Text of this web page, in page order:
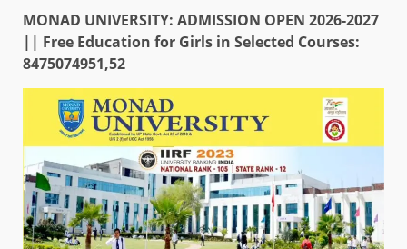
MONAD UNIVERSITY: ADMISSION OPEN 2026-2027
|| Free Education for Girls in Selected Courses:
8475074951,52